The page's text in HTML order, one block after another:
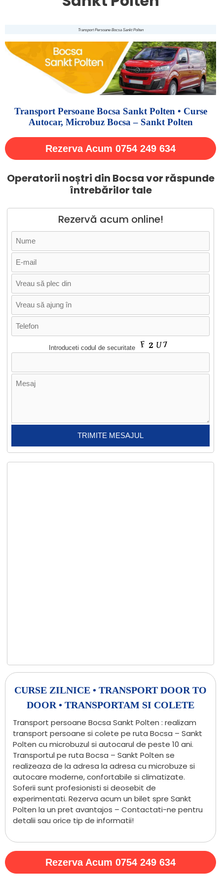
Transport Persoane Bocsa Sankt Polten
Transport Persoane Bocsa Sankt Polten • Curse
Autocar, Microbuz Bocsa – Sankt Polten
Rezerva Acum 0754 249 634
Operatorii noștri din Bocsa vor răspunde
întrebărilor tale
Rezervă acum online!
Introduceti codul de securitate
CURSE ZILNICE • TRANSPORT DOOR TO
DOOR • TRANSPORTAM SI COLETE
Transport persoane Bocsa Sankt Polten : realizam
transport persoane si colete pe ruta Bocsa – Sankt
Polten cu microbuzul si autocarul de peste 10 ani.
Transportul pe ruta Bocsa – Sankt Polten se
realizeaza de la adresa la adresa cu microbuze si
autocare moderne, confortabile si climatizate.
Soferii sunt profesionisti si deosebit de
experimentati. Rezerva acum un bilet spre Sankt
Polten la un pret avantajos – Contactati-ne pentru
detalii sau orice tip de informatii!
Rezerva Acum 0754 249 634